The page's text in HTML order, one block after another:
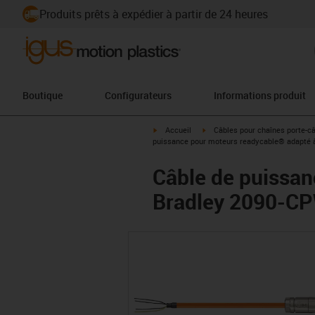
Produits prêts à expédier à partir de 24 heures
Boutique Configurateurs Informations produit
igus-icon-arrow-right
Accueil igus-icon-arrow-right
Câbles pour chaînes porte-
puissance pour moteurs readycable® adapté
Câble de
Bradley 2090-